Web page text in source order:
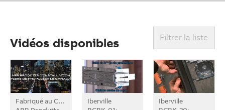
Vidéos disponibles Filtrer la liste
Fabriqué au Canada Iberville Iberville